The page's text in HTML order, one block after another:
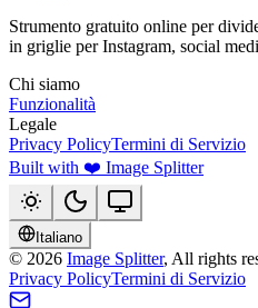
Strumento gratuito online per
in griglie per Instagram, social
Chi siamo
Funzionalità
Legale
Privacy PolicyTermini di Servizio
Built with ❤️ Image Splitter
Italiano
© 2026 Image Splitter, All rights
Privacy PolicyTermini di Servizio